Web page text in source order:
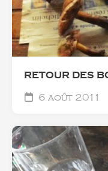
RETOUR DES
6 août 2011